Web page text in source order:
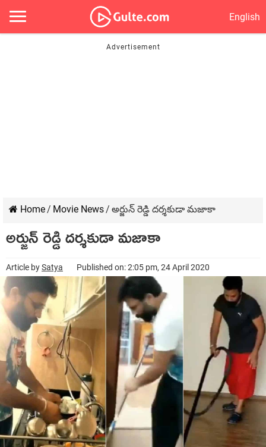
English
Home/ Movie News/ అర్జున్ రెడ్డి దర్శకుడా మజాకా
అర్జున్ రెడ్డి దర్శకుడా మజాకా
Article bySatya Published on: 2:05 pm, 24 April 2020